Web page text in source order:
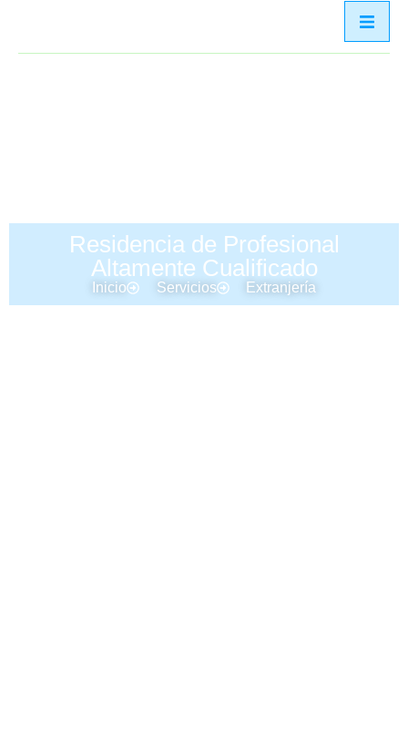
Residencia de Profesional
Altamente Cualificado
Inicio Servicios Extranjería